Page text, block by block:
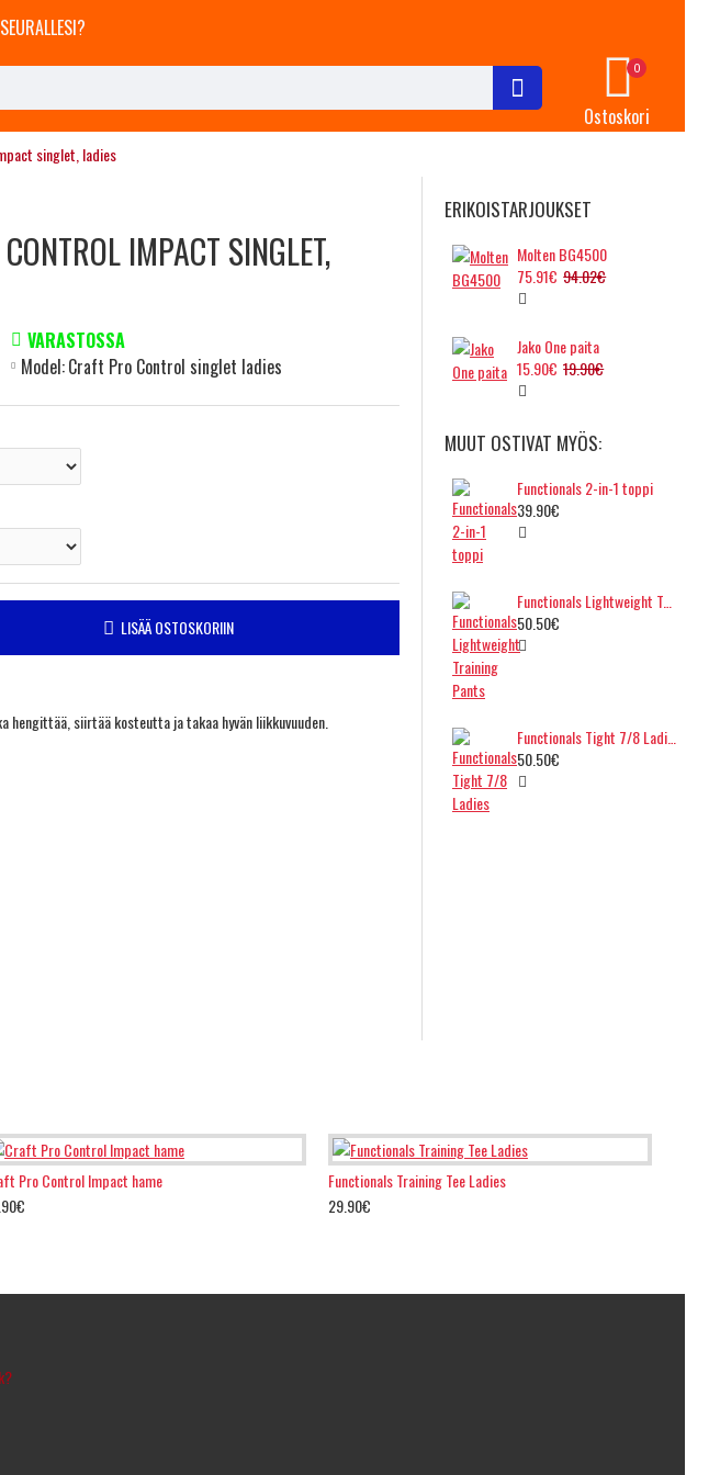
Ostoskori
0
singlet, ladies
IMPACT SINGLET,
VARASTOSSA
Model:Craft Pro Control singlet ladies
LISÄÄ OSTOSKORIIN
siirtää kosteutta ja takaa hyvän liikkuvuuden.
ERIKOISTARJOUKSET
Molten BG4500
75.91€ 94.02€
Jako One paita
15.90€ 19.90€
MUUT OSTIVAT MYÖS:
Functionals 2-in-1 toppi
39.90€
50.50€
50.50€
Pro Control Impact hame
Functionals Training Tee Ladies
29.90€